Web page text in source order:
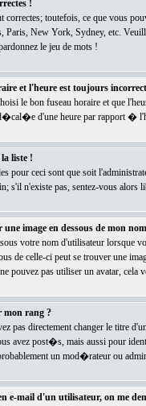
!
correctes; toutefois, ce que vous
Paris, New York, Sydney, etc.
le jeu de mots !
et l'heure est toujours
le bon fuseau horaire et que
d'une heure par rapport �
liste !
pour ceci sont que soit
s'il n'existe pas, sentez-vous
image en dessous de mon
votre nom d'utilisateur lorsque
de celle-ci peut se trouver une
pouvez pas utiliser un avatar,
mon rang ?
pas directement changer le titre
avez post�s, mais aussi pour
un mod�rateur ou
e-mail d'un utilisateur, on me